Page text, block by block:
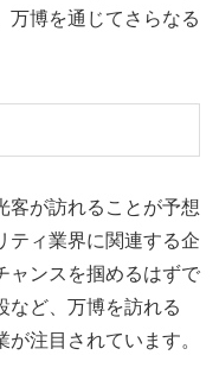
万博を通じてさらなる
客が訪れることが予想
ティ業界に関連する企
ャンスを掴めるはずで
など、万博を訪れる
注目されています。